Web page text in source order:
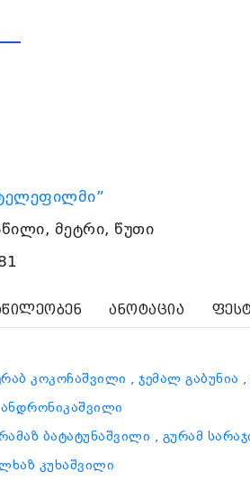
მეტრი, წუთი
ანოტაცია
კოკოჩაშვილი , ჯემალ გაბუნია
ბატატუნაშვილი , გურამ
კუხაშვილი